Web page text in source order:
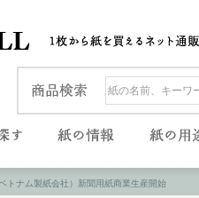
トナム製紙会社）新聞用紙商業生産開始